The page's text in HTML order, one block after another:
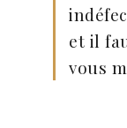
et il
vous